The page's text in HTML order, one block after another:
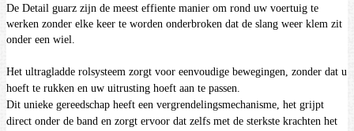
De Detail guarz zijn de meest effiente manier om rond uw voertuig te
werken zonder elke keer te worden onderbroken dat de slang weer klem zit
onder een wiel.
Het ultragladde rolsysteem zorgt voor eenvoudige bewegingen, zonder dat u
hoeft te rukken en uw uitrusting hoeft aan te passen.
Dit unieke gereedschap heeft een vergrendelingsmechanisme, het grijpt
direct onder de band en zorgt ervoor dat zelfs met de sterkste krachten het